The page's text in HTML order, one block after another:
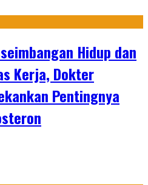
Hidup dan
Kerja, Dokter
Pentingnya